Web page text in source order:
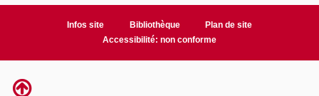
Infos site Bibliothèque
Plan de site
Accessibilité: non conforme